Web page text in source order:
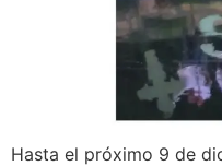
Hasta el próximo 9 de